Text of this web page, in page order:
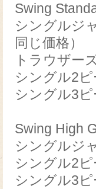
Swing
シングルジ
同じ価格）
トラウザー
シングル2
シングル3
Swing High
シングルジ
シングル2
シングル3